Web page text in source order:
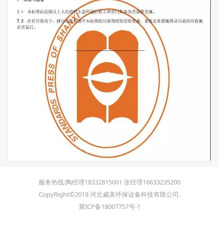
服务热线:陶经理18332815001 张经理18633235200
CopyRight©2018 河北威美环保设备科技有限公司.
冀ICP备18007757号-1